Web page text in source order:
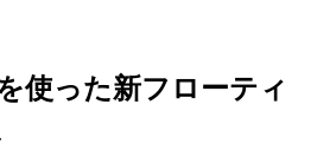
使った新フローティ